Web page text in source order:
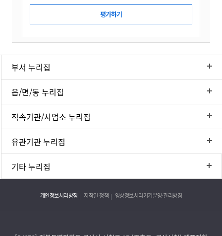
부서 누리집
읍/면/동 누리집
직속기관/사업소 누리집
유관기관 누리집
기타 누리집
개인정보처리방침 저작권 정책 영상정보처리기기운영·관리방침